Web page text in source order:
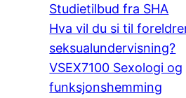
Studietilbud fra SHA
Hva vil du si til
seksualundervisning?
VSEX7100 Sexologi og
funksjonshemming